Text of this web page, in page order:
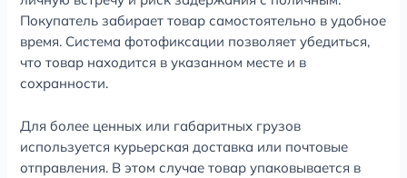
Покупатель забирает товар самостоятельно в удобное
время. Система фотофиксации позволяет убедиться,
что товар находится в указанном месте и в
сохранности.
Для более ценных или габаритных грузов
используется курьерская доставка или почтовые
отправления. В этом случае товар упаковывается в